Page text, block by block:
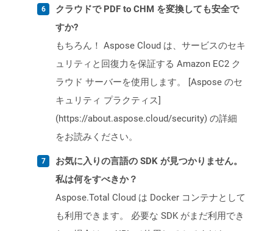
クラウドで PDF to CHM を変換しても安全で
すか?
もちろん！ Aspose Cloud は、サービスのセキ
ュリティと回復力を保証する Amazon EC2 ク
ラウド サーバーを使用します。 [Aspose のセ
キュリティ プラクティス]
(https://about.aspose.cloud/security) の詳細
をお読みください。
お気に入りの言語の SDK が見つかりません。
私は何をすべきか？
Aspose.Total Cloud は Docker コンテナとして
も利用できます。 必要な SDK がまだ利用でき